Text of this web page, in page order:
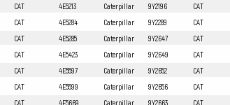
CAT 4E5213 Caterpillar 9Y2196 CAT
CAT 4E5284 Caterpillar 9Y2289 CAT
CAT 4E5285 Caterpillar 9Y2647 CAT
CAT 4E5423 Caterpillar 9Y2649 CAT
CAT 4E5597 Caterpillar 9Y2652 CAT
CAT 4E5599 Caterpillar 9Y2656 CAT
CAT 4E5669 Caterpillar 9Y2663 CAT